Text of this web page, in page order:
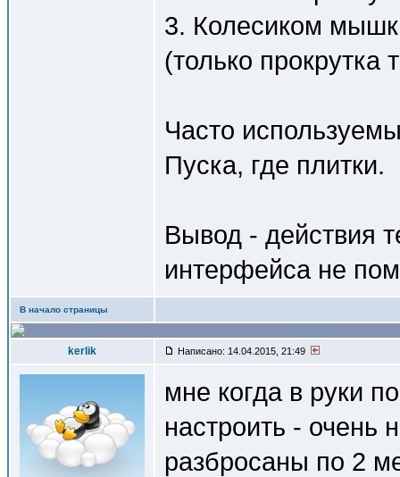
3. Колесиком
(только прокрутка
Часто
Пуска, где плитки.
Вывод - действия
интерфейса не
В начало страницы
kerlik Написано: 14.04.2015, 21:49
мне когда в руки
настроить - очень
разбросаны по 2